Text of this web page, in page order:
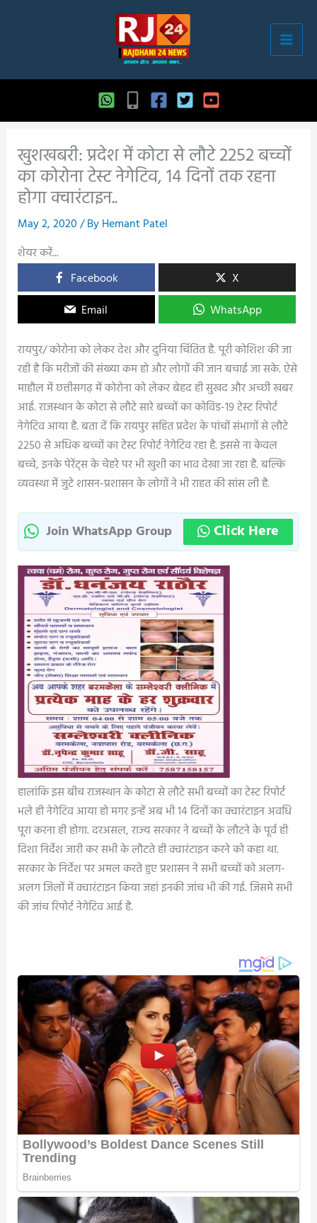
खुशखबरी: प्रदेश में कोटा से लौटे 2252 बच्चों
का कोरोना टेस्ट नेगेटिव, 14 दिनों तक रहना
होगा क्वारंटाइन..
May 2, 2020/ ByHemant Patel
शेयर करें...
Facebook
X
Email
WhatsApp
रायपुर/ कोरोना को लेकर देश और दुनिया चिंतित है. पूरी कोशिश की जा
रही है कि मरीजों की संख्या कम हो और लोगों की जान बचाई जा सके. ऐसे
माहौल में छत्तीसगढ़ में कोरोना को लेकर बेहद ही सुखद और अच्छी खबर
आई. राजस्थान के कोटा से लौटे सारे बच्चों का कोविड-19 टेस्ट रिपोर्ट
नेगेटिव आया है. बता दें कि रायपुर सहित प्रदेश के पांचों संभागों से लौटे
2250 से अधिक बच्चों का टेस्ट रिपोर्ट नेगेटिव रहा है. इससे ना केवल
बच्चे, इनके पेरेंट्स के चेहरे पर भी खुशी का भाव देखा जा रहा है. बल्कि
व्यवस्था में जुटे शासन-प्रशासन के लोगों ने भी राहत की सांस ली है.
Join WhatsApp Group Click Here
हालांकि इस बीच राजस्थान के कोटा से लौटे सभी बच्चों का टेस्ट रिपोर्ट
भले ही नेगेटिव आया हो मगर इन्हें अब भी 14 दिनों का क्वारंटाइन अवधि
पूरा करना ही होगा. दरअसल, राज्य सरकार ने बच्चों के लौटने के पूर्व ही
दिशा निर्देश जारी कर सभी के लौटते ही क्वारंटाइन करने को कहा था.
सरकार के निर्देश पर अमल करते हुए प्रशासन ने सभी बच्चों को अलग-
अलग जिलों में क्वारंटाइन किया जहां इनकी जांच भी की गई. जिसमे सभी
की जांच रिपोर्ट नेगेटिव आई है.